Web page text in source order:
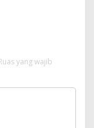
yang wajib